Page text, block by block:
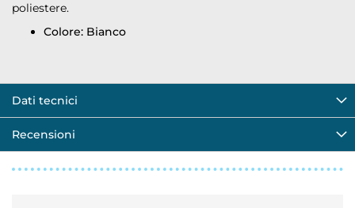
poliestere.
Colore: Bianco
Dati tecnici
Recensioni